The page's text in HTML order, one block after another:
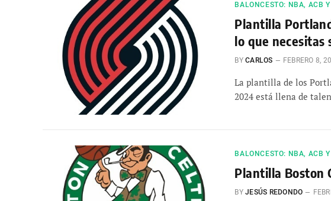
BALONCESTO: NBA, ACB Y
Plantilla
lo que necesitas
BY CARLOS FEBRERO 8,
La plantilla de los
2024 está llena de
BALONCESTO: NBA, ACB Y
Plantilla Boston
BY JESÚS REDONDO